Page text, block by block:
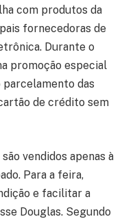
com produtos da
fornecedoras de
Durante o
promoção especial
das
de crédito sem
vendidos apenas à
Para a feira,
e facilitar a
Douglas. Segundo